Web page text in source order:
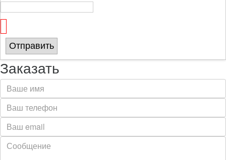
Отправить
Заказать